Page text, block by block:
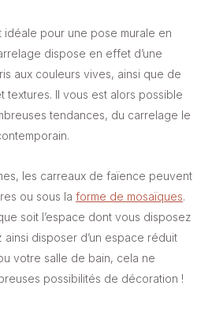
idéale pour une pose murale en
dispose en effet d’une
aux couleurs vives, ainsi que de
textures. Il vous est alors possible
tendances, du carrelage le
les carreaux de faïence peuvent
ou sous la forme de mosaïques.
soit l’espace dont vous disposez
ainsi disposer d’un espace réduit
votre salle de bain, cela ne
possibilités de décoration !